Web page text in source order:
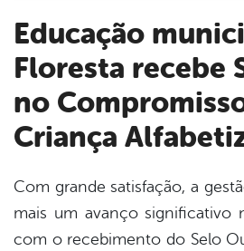
Educação municipal de
Floresta recebe
no
Criança
Com grande satisfação, a
mais um avanço significativo
com o recebimento do Selo